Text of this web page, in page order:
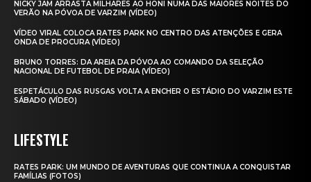
NICKY JAM ARRASTA MILHARES AO HONI NUMA DAS MAIORES NOITES DO
VERÃO NA PÓVOA DE VARZIM (VÍDEO)
VÍDEO VIRAL COLOCA RATES PARK NO CENTRO DAS ATENÇÕES E GERA
ONDA DE PROCURA (VÍDEO)
BRUNO TORRES: DA AREIA DA PÓVOA AO COMANDO DA SELEÇÃO
NACIONAL DE FUTEBOL DE PRAIA (VÍDEO)
ESPETÁCULO DAS RUSGAS VOLTA A ENCHER O ESTÁDIO DO VARZIM ESTE
SÁBADO (VÍDEO)
LIFESTYLE
RATES PARK: UM MUNDO DE AVENTURAS QUE CONTINUA A CONQUISTAR
FAMÍLIAS (FOTOS)